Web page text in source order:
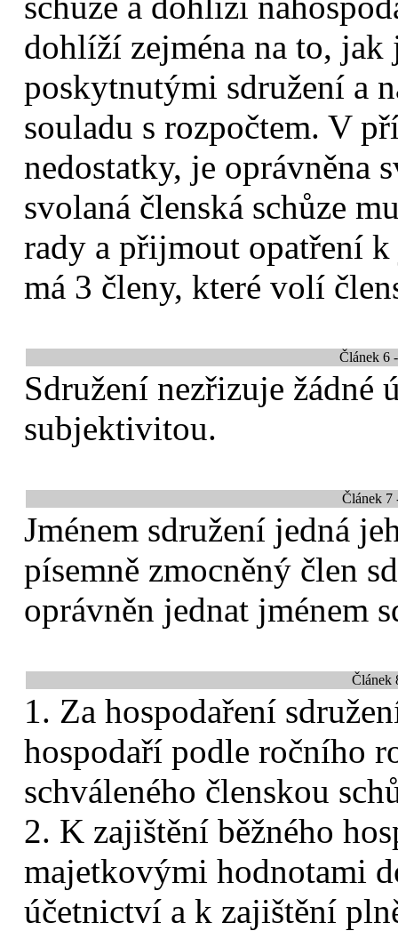
dohlíží zejména na to, jak
poskytnutými sdružení a
souladu s rozpočtem. V
nedostatky, je oprávněna
svolaná členská schůze
rady a přijmout opatření
má 3 členy, které volí
Článek 6
Sdružení nezřizuje žádné
subjektivitou.
Článek 7
Jménem sdružení jedná
písemně zmocněný člen
oprávněn jednat jménem
Článek
1. Za hospodaření
hospodaří podle ročního
schváleného členskou
2. K zajištění běžného
majetkovými hodnotami
účetnictví a k zajištění